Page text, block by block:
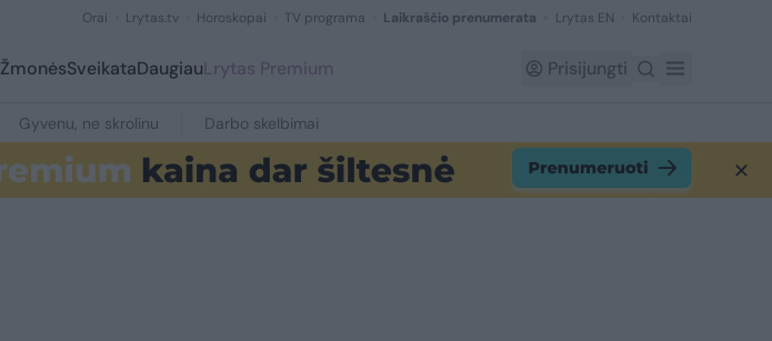
Orai Lrytas.tv Horoskopai TV programa Laikraščio prenumerata Lrytas EN Kontaktai
ŽmonėsSveikataDaugiauLrytas Premium Prisijungti
Gyvenu, ne skrolinu Darbo skelbimai